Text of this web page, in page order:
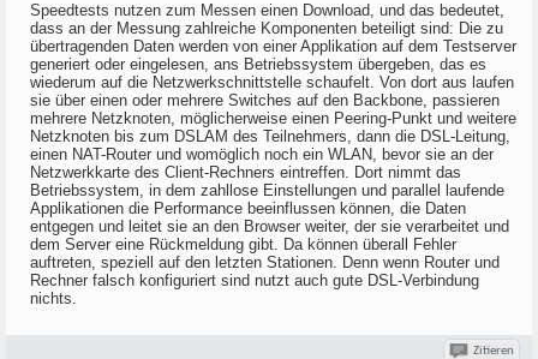
Speedtests nutzen zum Messen einen Download, und das bedeutet,
dass an der Messung zahlreiche Komponenten beteiligt sind: Die zu
übertragenden Daten werden von einer Applikation auf dem Testserver
generiert oder eingelesen, ans Betriebssystem übergeben, das es
wiederum auf die Netzwerkschnittstelle schaufelt. Von dort aus laufen
sie über einen oder mehrere Switches auf den Backbone, passieren
mehrere Netzknoten, möglicherweise einen Peering-Punkt und weitere
Netzknoten bis zum DSLAM des Teilnehmers, dann die DSL-Leitung,
einen NAT-Router und womöglich noch ein WLAN, bevor sie an der
Netzwerkkarte des Client-Rechners eintreffen. Dort nimmt das
Betriebssystem, in dem zahllose Einstellungen und parallel laufende
Applikationen die Performance beeinflussen können, die Daten
entgegen und leitet sie an den Browser weiter, der sie verarbeitet und
dem Server eine Rückmeldung gibt. Da können überall Fehler
auftreten, speziell auf den letzten Stationen. Denn wenn Router und
Rechner falsch konfiguriert sind nutzt auch gute DSL-Verbindung
nichts.
Zitieren